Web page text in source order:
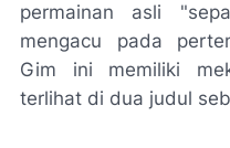
permainan asli
mengacu pada
Gim ini memiliki
terlihat di dua judul